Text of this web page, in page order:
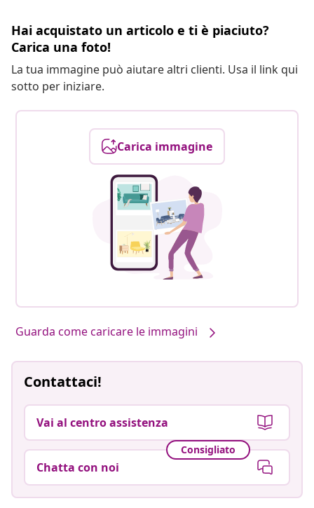
Hai acquistato un articolo e ti è piaciuto?
Carica una foto!
La tua immagine può aiutare altri clienti. Usa il link qui
sotto per iniziare.
Carica immagine
Guarda come caricare le immagini
Contattaci!
Vai al centro assistenza
Consigliato
Chatta con noi